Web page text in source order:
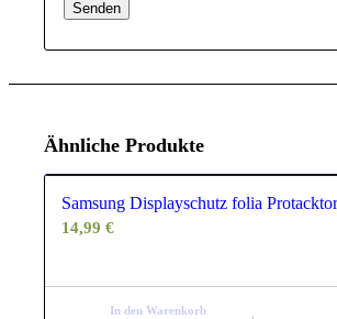
Ähnliche Produkte
Samsung Displayschutz folia
14,99€
In den Warenkorb